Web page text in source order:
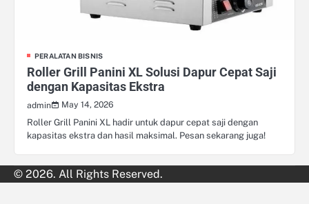
PERALATAN BISNIS
Roller Grill Panini XL Solusi Dapur Cepat Saji
dengan Kapasitas Ekstra
admin
May 14, 2026
Roller Grill Panini XL hadir untuk dapur cepat saji dengan
kapasitas ekstra dan hasil maksimal. Pesan sekarang juga!
© 2026. All Rights Reserved.